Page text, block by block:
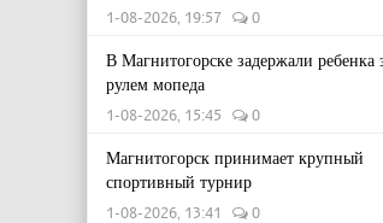
1-08-2026, 19:57 0
В Магнитогорске задержали ребенка
рулем мопеда
1-08-2026, 15:45 0
Магнитогорск принимает крупный
спортивный турнир
1-08-2026, 13:41 0